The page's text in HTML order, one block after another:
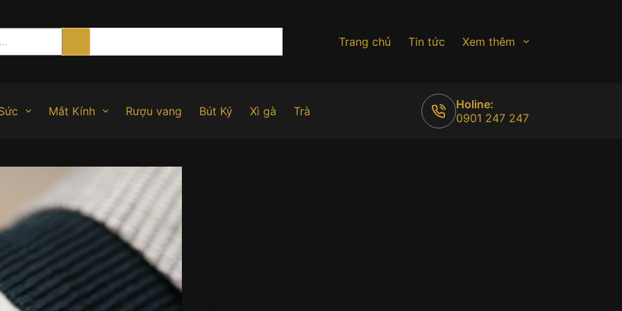
Trang chủ Tin tức Xem thêm
Mắt Kính Rượu vang Bút Ký Xì gà Trà
Holine:
0901 247 247